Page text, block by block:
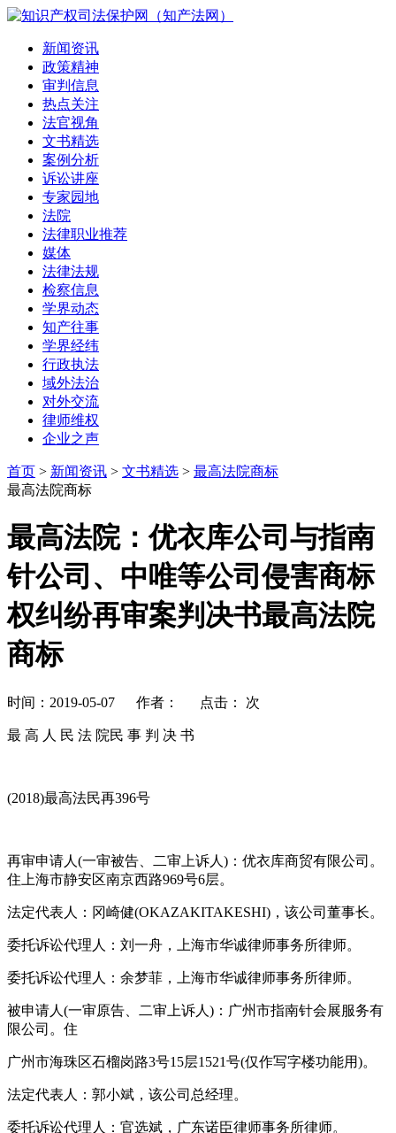
新闻资讯
政策精神
审判信息
热点关注
法官视角
文书精选
案例分析
诉讼讲座
专家园地
法院
法律职业推荐
媒体
法律法规
检察信息
学界动态
知产往事
学界经纬
行政执法
域外法治
对外交流
律师维权
企业之声
首页 > 新闻资讯 > 文书精选 > 最高法院商标
最高法院商标
最高法院：优衣库公司与指南
针公司、中唯等公司侵害商标
权纠纷再审案判决书最高法院
商标
时间：2019-05-07 作者： 点击： 次
最 高 人 民 法 院民 事 判 决 书
(2018)最高法民再396号
再审申请人(一审被告、二审上诉人)：优衣库商贸有限公司。
住上海市静安区南京西路969号6层。
法定代表人：冈崎健(OKAZAKITAKESHI)，该公司董事长。
委托诉讼代理人：刘一舟，上海市华诚律师事务所律师。
委托诉讼代理人：余梦菲，上海市华诚律师事务所律师。
被申请人(一审原告、二审上诉人)：广州市指南针会展服务有
限公司。住
广州市海珠区石榴岗路3号15层1521号(仅作写字楼功能用)。
法定代表人：郭小斌，该公司总经理。
委托诉讼代理人：官选斌，广东诺臣律师事务所律师。